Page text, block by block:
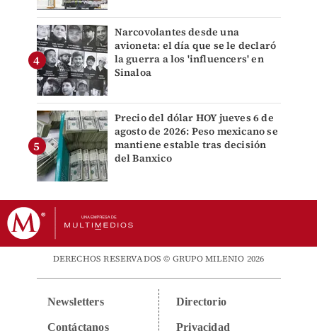
Narcovolantes desde una
avioneta: el día que se le declaró
la guerra a los 'influencers' en
Sinaloa
Precio del dólar HOY jueves 6 de
agosto de 2026: Peso mexicano se
mantiene estable tras decisión
del Banxico
DERECHOS RESERVADOS © GRUPO MILENIO 2026
Newsletters
Contáctanos
Directorio
Privacidad